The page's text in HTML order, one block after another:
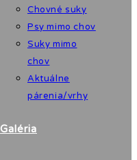
Chovné suky
Psy mimo chov
Suky mimo
chov
Aktuálne
párenia/vrhy
Galéria